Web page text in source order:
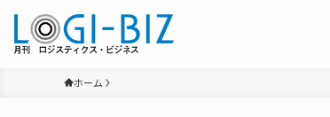
ホーム